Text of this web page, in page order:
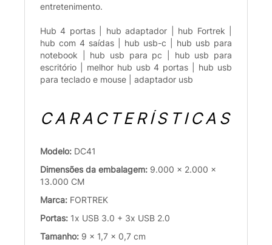
entretenimento.
Hub 4 portas | hub adaptador | hub Fortrek |
hub com 4 saídas | hub usb-c | hub usb para
notebook | hub usb para pc | hub usb para
escritório | melhor hub usb 4 portas | hub usb
para teclado e mouse | adaptador usb
CARACTERÍSTICAS
Modelo: DC41
Dimensões da embalagem: 9.000 x 2.000 x
13.000 CM
Marca: FORTREK
Portas: 1x USB 3.0 + 3x USB 2.0
Tamanho: 9 x 1,7 x 0,7 cm